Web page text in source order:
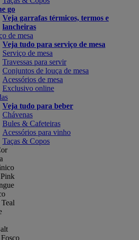
go
Veja garrafas térmicos, termos e
lancheiras
de mesa
Veja tudo para serviço de mesa
Serviço de mesa
Travessas para servir
Conjuntos de louça de mesa
Acessórios de mesa
Exclusivo online
Veja tudo para beber
Chávenas
Bules & Cafeteiras
Acessórios para vinho
Taças & Copos